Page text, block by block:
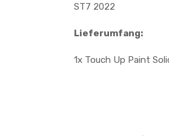
ST7 2022
Lieferumfang:
1x Touch Up Paint